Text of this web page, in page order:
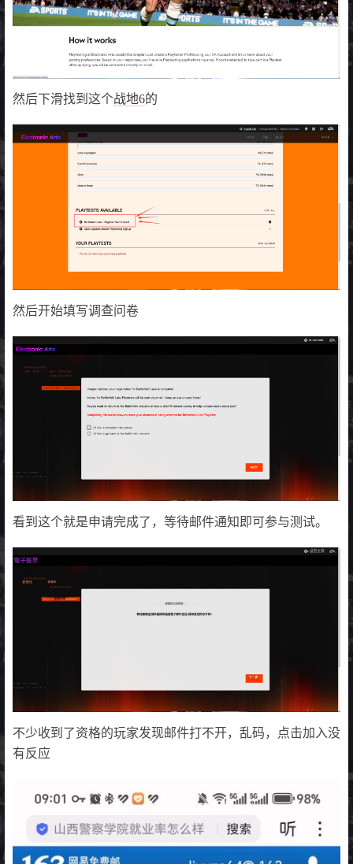
然后下滑找到这个战地6的
然后开始填写调查问卷
看到这个就是申请完成了，等待邮件通知即可参与测试。
不少收到了资格的玩家发现邮件打不开，乱码，点击加入没
有反应